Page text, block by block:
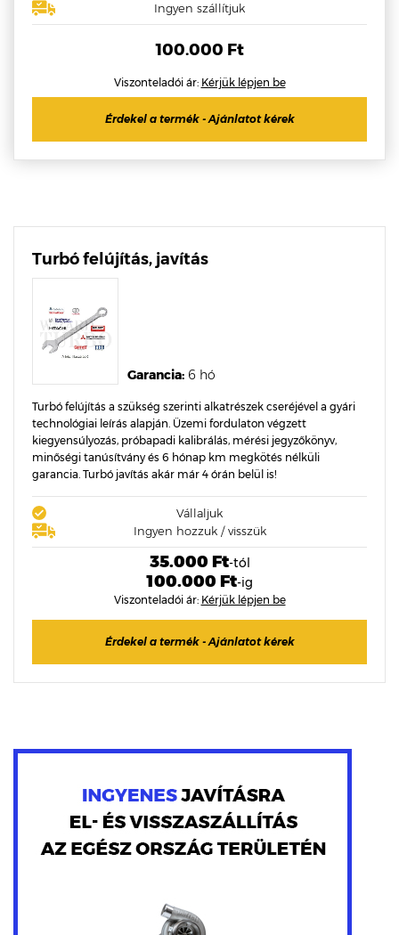
Ingyen szállítjuk
100.000 Ft
Viszonteladói ár: Kérjük lépjen be
Érdekel a termék - Ajánlatot kérek
Turbó felújítás, javítás
Garancia: 6 hó
Turbó felújítás a szükség szerinti alkatrészek cseréjével a gyári
technológiai leírás alapján. Üzemi fordulaton végzett
kiegyensúlyozás, próbapadi kalibrálás, mérési jegyzőkönyv,
minőségi tanúsítvány és 6 hónap km megkötés nélküli
garancia. Turbó javítás akár már 4 órán belül is!
Vállaljuk
Ingyen hozzuk / visszük
35.000 Ft-tól
100.000 Ft-ig
Viszonteladói ár: Kérjük lépjen be
Érdekel a termék - Ajánlatot kérek